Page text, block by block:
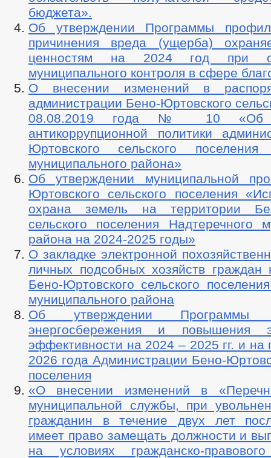
бюджета».
Об утверждении Программы
причинения вреда (ущерба)
ценностям на 2024 год при
муниципального контроля в сфере
О внесении изменений в
администрации Бено-Юртовского
08.08.2019 года № 10 «Об
антикоррупционной политики
Юртовского сельского поселения
муниципального района»
Об утверждении муниципальной
Юртовского сельского поселения
охрана земель на территории
сельского поселения Надтеречного
района на 2024-2025 годы»
О закладке электронной
личных подсобных хозяйств граждан
Бено-Юртовского сельского
муниципального района
Об утверждении
энергосбережения и повышения
эффективности на 2024 – 2025 гг. и на
2026 года Администрации Бено-
поселения
«О внесении изменений в
муниципальной службы, при
гражданин в течение двух лет
имеет право замещать должности и
на условиях гражданско-